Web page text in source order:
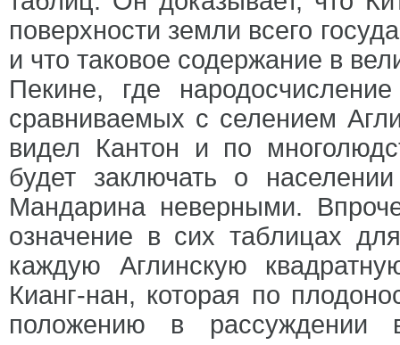
поверхности земли всего
и что таковое содержание в
Пекине, где
сравниваемых с селением
видел Кантон и по
будет заключать о
Мандарина неверными.
означение в сих таблицах
каждую Аглинскую
Кианг-нан, которая по
положению в рассуждении